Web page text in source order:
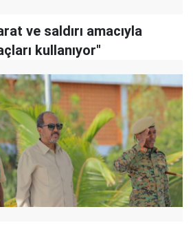
ve saldırı amacıyla
kullanıyor"